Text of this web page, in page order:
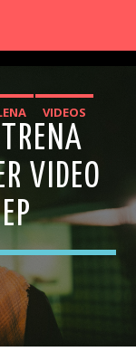
VIDEOS
VIDEO